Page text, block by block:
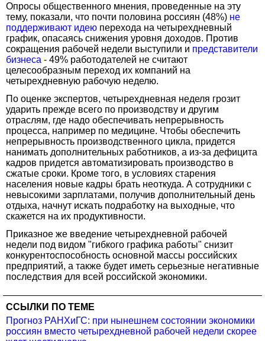
Опросы общественного мнения, проведенные на эту
тему, показали, что почти половина россиян (48%) не
поддерживают идею перехода на четырехдневный
график, опасаясь снижения уровня доходов. Против
сокращения рабочей недели выступили и представители
бизнеса - 49% работодателей не считают
целесообразным переход их компаний на
четырехдневную рабочую неделю.
По оценке экспертов, четырехдневная неделя грозит
ударить прежде всего по производству и другим
отраслям, где надо обеспечивать непрерывность
процесса, например по медицине. Чтобы обеспечить
непрерывность производственного цикла, придется
нанимать дополнительных работников, а из-за дефицита
кадров придется автоматизировать производство в
сжатые сроки. Кроме того, в условиях старения
населения новые кадры брать неоткуда. А сотрудники с
невысокими зарплатами, получив дополнительный день
отдыха, начнут искать подработку на выходные, что
скажется на их продуктивности.
Приказное же введение четырехдневной рабочей
недели под видом "гибкого графика работы" снизит
конкурентоспособность основной массы российских
предприятий, а также будет иметь серьезные негативные
последствия для всей российской экономики.
ССЫЛКИ ПО ТЕМЕ
Прогноз РАНХиГС: при нынешнем состоянии экономики
россиян вместо четырехдневной рабочей недели скорее